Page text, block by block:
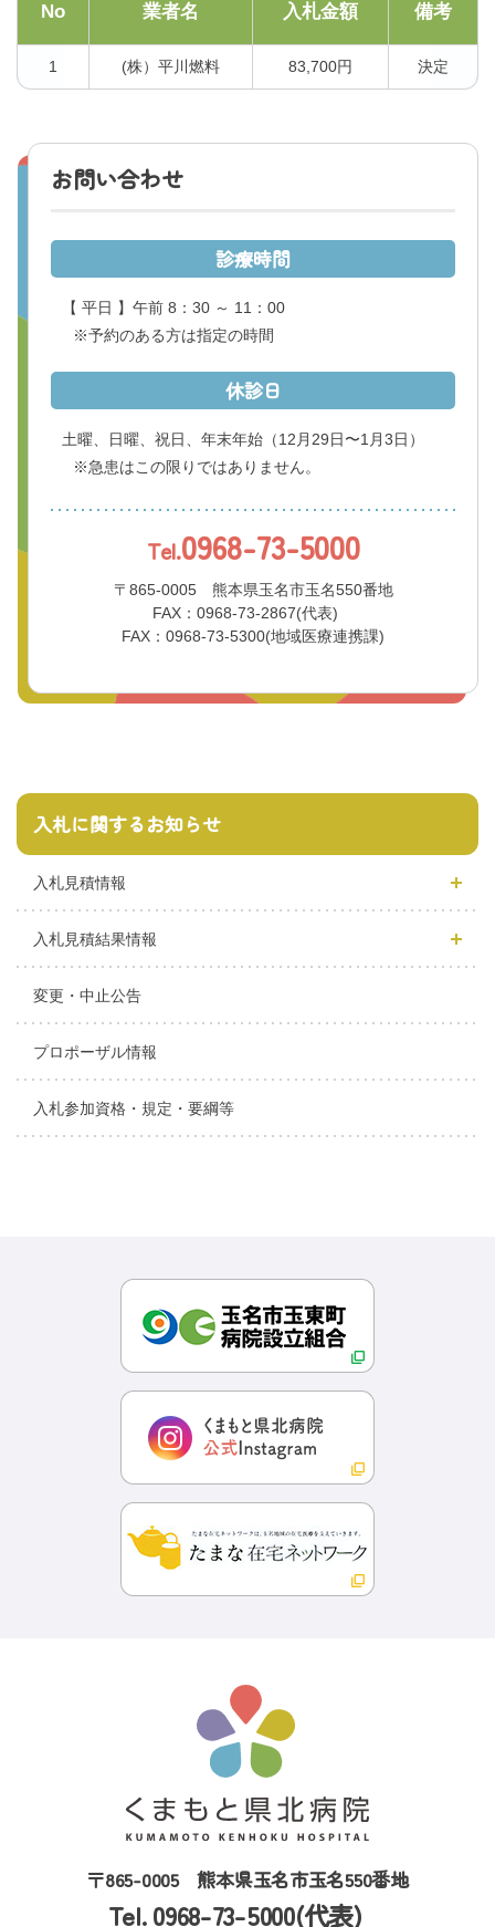
No 業者名 入札金額 備考
1 (株）平川燃料 83,700円 決定
お問い合わせ
診療時間
【 平日 】午前 8：30 ～ 11：00
※予約のある方は指定の時間
休診日
土曜、日曜、祝日、年末年始 （12月29日〜1月3日）
※急患はこの限りではありません。
Tel.0968-73-5000
〒865-0005 熊本県玉名市玉名550番地
FAX：0968-73-2867(代表)
FAX：0968-73-5300(地域医療連携課)
入札に関するお知らせ
入札見積情報
入札見積結果情報
変更・中止公告
プロポーザル情報
入札参加資格・規定・要綱等
〒865-0005 熊本県玉名市玉名550番地
Tel. 0968-73-5000(代表)